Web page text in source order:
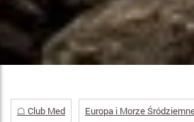
☖ Club Med Europa i Morze